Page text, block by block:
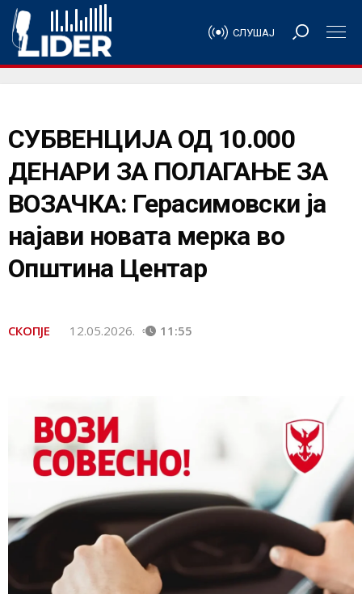
СЛУШАЈ
СУБВЕНЦИЈА ОД 10.000
ДЕНАРИ ЗА ПОЛАГАЊЕ ЗА
ВОЗАЧКА: Герасимовски ја
најави новата мерка во
Општина Центар
СКОПЈЕ 12.05.2026. 11:55